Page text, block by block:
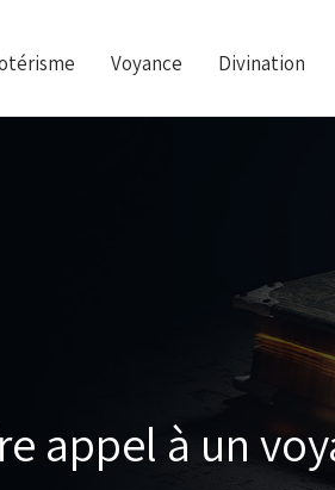
Voyance Divination
appel à un